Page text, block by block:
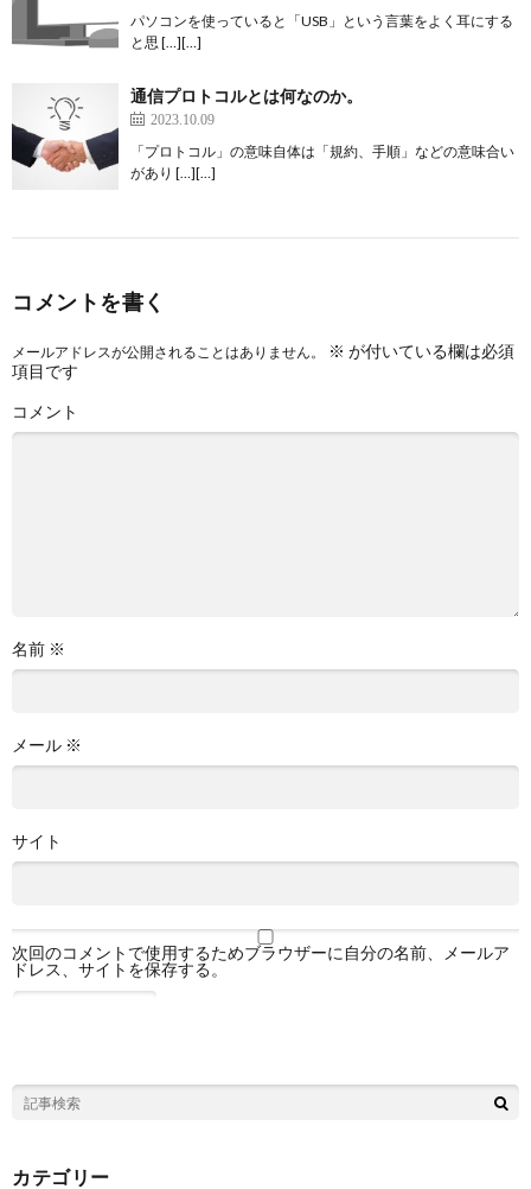
パソコンを使っていると「USB」という言葉をよく耳にする
と思 […][…]
通信プロトコルとは何なのか。
2023.10.09
「プロトコル」の意味自体は「規約、手順」などの意味合い
があり […][…]
コメントを書く
メールアドレスが公開されることはありません。 ※ が付いている欄は必須
項目です
コメント
名前 ※
メール ※
サイト
次回のコメントで使用するためブラウザーに自分の名前、メールア
ドレス、サイトを保存する。
カテゴリー